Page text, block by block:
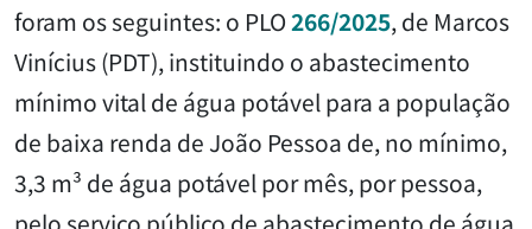
foram os seguintes: o PLO266/2025, de Marcos
Vinícius (PDT), instituindo o abastecimento
mínimo vital de água potável para a população
de baixa renda de João Pessoa de, no mínimo,
3,3 m³ de água potável por mês, por pessoa,